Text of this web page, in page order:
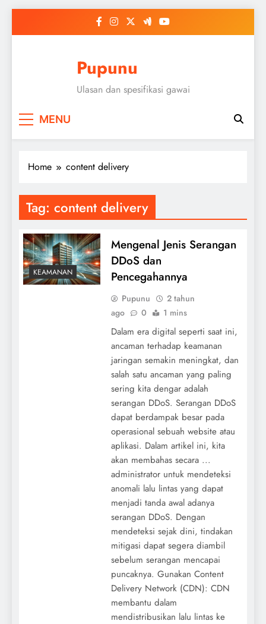
Pupunu
Ulasan dan spesifikasi gawai
MENU
Home content delivery
Tag: content delivery
KEAMANAN
Mengenal Jenis Serangan
DDoS dan
Pencegahannya
Pupunu
2 tahun
ago
0 1 mins
Dalam era digital seperti saat ini,
ancaman terhadap keamanan
jaringan semakin meningkat, dan
salah satu ancaman yang paling
sering kita dengar adalah
serangan DDoS. Serangan DDoS
dapat berdampak besar pada
operasional sebuah website atau
aplikasi. Dalam artikel ini, kita
akan membahas secara ...
administrator untuk mendeteksi
anomali lalu lintas yang dapat
menjadi tanda awal adanya
serangan DDoS. Dengan
mendeteksi sejak dini, tindakan
mitigasi dapat segera diambil
sebelum serangan mencapai
puncaknya. Gunakan Content
Delivery Network (CDN): CDN
membantu dalam
mendistribusikan lalu lintas ke